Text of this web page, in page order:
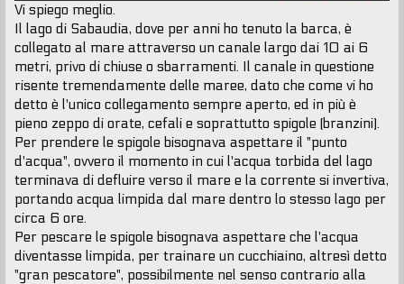
Vi spiego meglio.
Il lago di Sabaudia, dove per anni ho tenuto la barca, è
collegato al mare attraverso un canale largo dai 10 ai 6
metri, privo di chiuse o sbarramenti. Il canale in questione
risente tremendamente delle maree, dato che come vi ho
detto è l'unico collegamento sempre aperto, ed in più è
pieno zeppo di orate, cefali e soprattutto spigole (branzini).
Per prendere le spigole bisognava aspettare il "punto
d'acqua", ovvero il momento in cui l'acqua torbida del lago
terminava di defluire verso il mare e la corrente si invertiva,
portando acqua limpida dal mare dentro lo stesso lago per
circa 6 ore.
Per pescare le spigole bisognava aspettare che l'acqua
diventasse limpida, per trainare un cucchiaino, altresì detto
"gran pescatore", possibilmente nel senso contrario alla